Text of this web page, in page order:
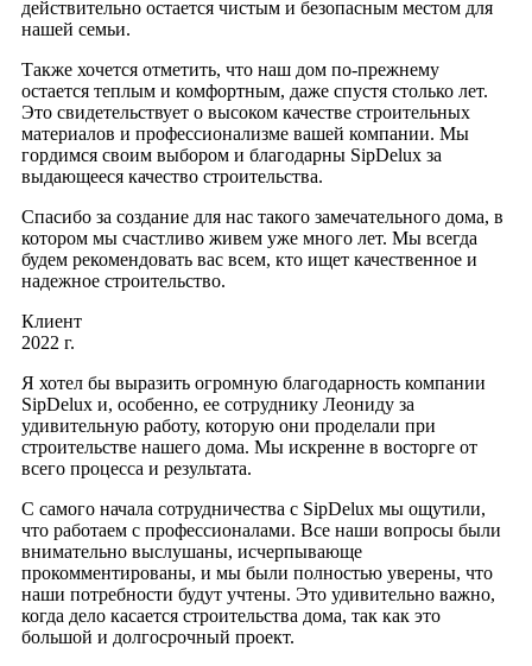
действительно остается чистым и безопасным местом для
нашей семьи.
Также хочется отметить, что наш дом по-прежнему
остается теплым и комфортным, даже спустя столько лет.
Это свидетельствует о высоком качестве строительных
материалов и профессионализме вашей компании. Мы
гордимся своим выбором и благодарны SipDelux за
выдающееся качество строительства.
Спасибо за создание для нас такого замечательного дома, в
котором мы счастливо живем уже много лет. Мы всегда
будем рекомендовать вас всем, кто ищет качественное и
надежное строительство.
Клиент
2022 г.
Я хотел бы выразить огромную благодарность компании
SipDelux и, особенно, ее сотруднику Леониду за
удивительную работу, которую они проделали при
строительстве нашего дома. Мы искренне в восторге от
всего процесса и результата.
С самого начала сотрудничества с SipDelux мы ощутили,
что работаем с профессионалами. Все наши вопросы были
внимательно выслушаны, исчерпывающе
прокомментированы, и мы были полностью уверены, что
наши потребности будут учтены. Это удивительно важно,
когда дело касается строительства дома, так как это
большой и долгосрочный проект.